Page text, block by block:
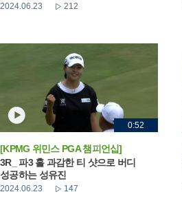
2024.06.23 212
0:52
[KPMG 위민스 PGA 챔피언십]
3R_ 파3 홀 과감한 티 샷으로 버디
성공하는 성유진
2024.06.23 147